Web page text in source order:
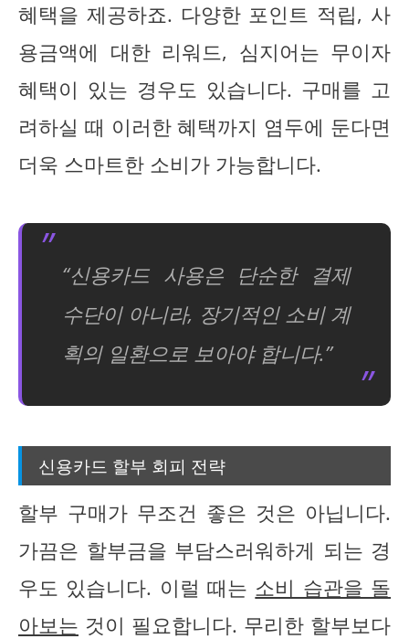
혜택을 제공하죠. 다양한 포인트 적립, 사
용금액에 대한 리워드, 심지어는 무이자
혜택이 있는 경우도 있습니다. 구매를 고
려하실 때 이러한 혜택까지 염두에 둔다면
더욱 스마트한 소비가 가능합니다.
“신용카드 사용은 단순한 결제
수단이 아니라, 장기적인 소비 계
획의 일환으로 보아야 합니다.”
신용카드 할부 회피 전략
할부 구매가 무조건 좋은 것은 아닙니다.
가끔은 할부금을 부담스러워하게 되는 경
우도 있습니다. 이럴 때는 소비 습관을 돌
아보는 것이 필요합니다. 무리한 할부보다